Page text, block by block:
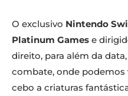
O exclusivo Nintendo
Platinum Games e
direito, para além da
combate, onde podemos
cebo a criaturas